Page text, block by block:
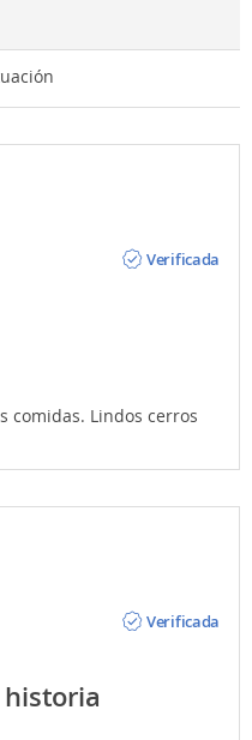
Verificada
comidas. Lindos cerros
Verificada